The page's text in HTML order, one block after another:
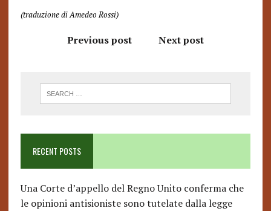
(traduzione di Amedeo Rossi)
Previous post Next post
RECENT POSTS
Una Corte d’appello del Regno Unito conferma che
le opinioni antisioniste sono tutelate dalla legge